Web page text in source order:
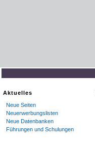
Aktuelles
Neue Seiten
Neuerwerbungslisten
Neue Datenbanken
Führungen und Schulungen